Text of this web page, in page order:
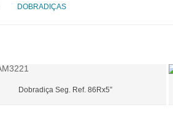
DOBRADIÇAS
Dobradiça Seg. Ref. 86Rx5”